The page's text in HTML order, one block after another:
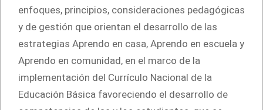
enfoques, principios, consideraciones pedagógicas
y de gestión que orientan el desarrollo de las
estrategias Aprendo en casa, Aprendo en escuela y
Aprendo en comunidad, en el marco de la
implementación del Currículo Nacional de la
Educación Básica favoreciendo el desarrollo de